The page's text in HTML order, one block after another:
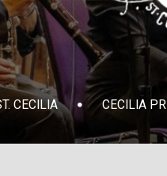
CECILIA CECILIA